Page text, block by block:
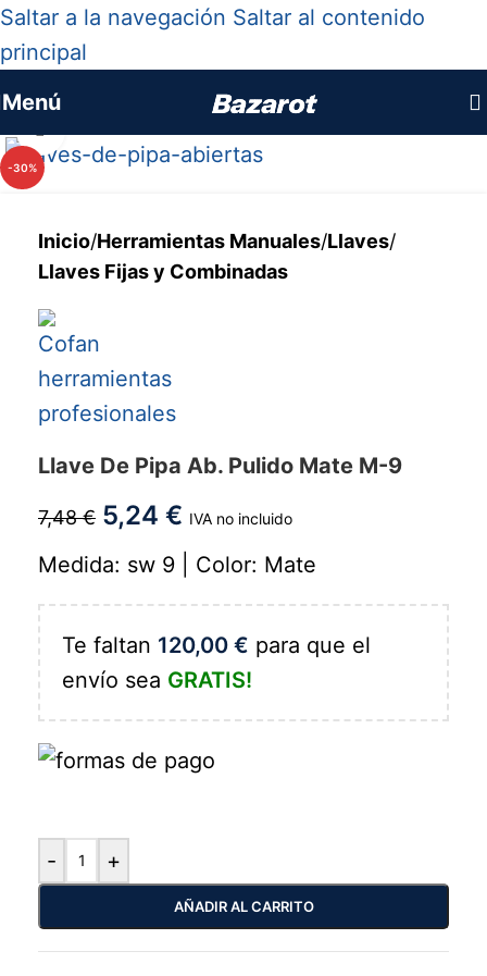
Saltar a la navegación Saltar al contenido
principal
Menú
-30%
Haga clic para ampliar
Inicio/Herramientas Manuales/Llaves/
Llaves Fijas y Combinadas
Llave De Pipa Ab. Pulido Mate M-9
7,48€ 5,24 € IVA no incluido
Medida: sw 9 | Color: Mate
Te faltan 120,00 € para que el
envío sea GRATIS!
- +
AÑADIR AL CARRITO